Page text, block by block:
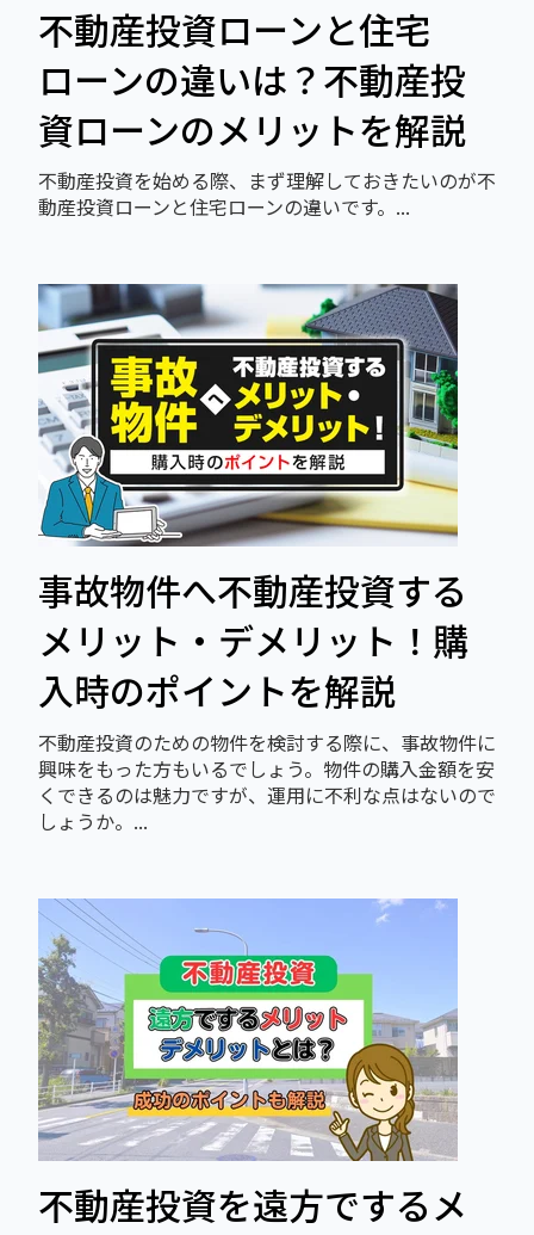
不動産投資ローンと住宅
ローンの違いは？不動産投
資ローンのメリットを解説
不動産投資を始める際、まず理解しておきたいのが不
動産投資ローンと住宅ローンの違いです。...
事故物件へ不動産投資する
メリット・デメリット！購
入時のポイントを解説
不動産投資のための物件を検討する際に、事故物件に
興味をもった方もいるでしょう。物件の購入金額を安
くできるのは魅力ですが、運用に不利な点はないので
しょうか。...
不動産投資を遠方でするメ